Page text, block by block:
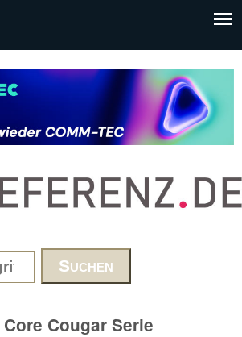
Cougar Serie